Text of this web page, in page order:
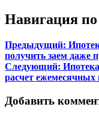
Навигация
Предыдущий:
получить заем даже
Следующий:
расчет
Добавить